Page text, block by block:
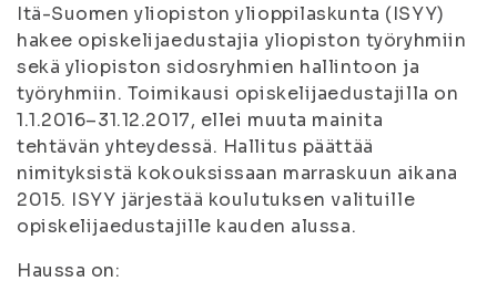
Itä-Suomen yliopiston ylioppilaskunta (ISYY)
hakee opiskelijaedustajia yliopiston työryhmiin
sekä yliopiston sidosryhmien hallintoon ja
työryhmiin. Toimikausi opiskelijaedustajilla on
1.1.2016–31.12.2017, ellei muuta mainita
tehtävän yhteydessä. Hallitus päättää
nimityksistä kokouksissaan marraskuun aikana
2015. ISYY järjestää koulutuksen valituille
opiskelijaedustajille kauden alussa.
Haussa on: